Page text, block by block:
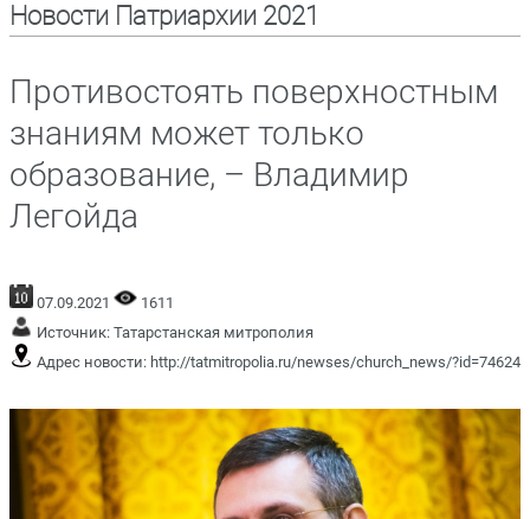
Новости Патриархии 2021
Противостоять поверхностным
знаниям может только
образование, – Владимир
Легойда
07.09.2021
1611
Источник: Татарстанская митрополия
Адрес новости: http://tatmitropolia.ru/newses/church_news/?id=74624